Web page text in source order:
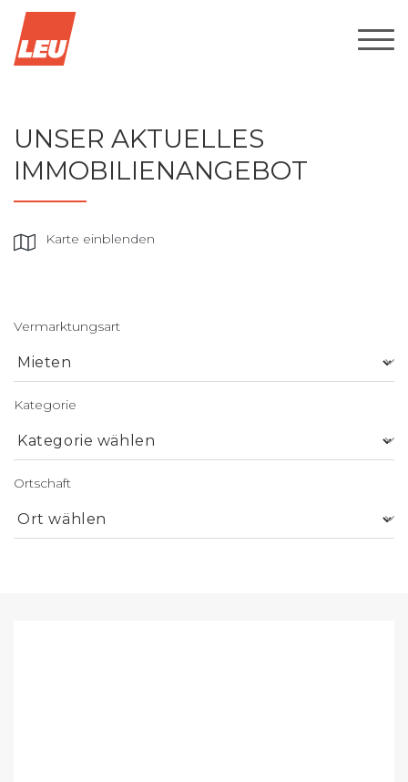
UNSER AKTUELLES
IMMOBILIENANGEBOT
Karte einblenden
Vermarktungsart
Kategorie
Ortschaft